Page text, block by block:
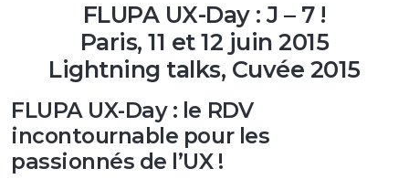
FLUPA UX-Day :J – 7 !
Paris, 11 et 12 juin 2015
Lightning talks, Cuvée 2015
FLUPA UX-Day : le RDV
incontournable pour les
passionnés de l’UX !